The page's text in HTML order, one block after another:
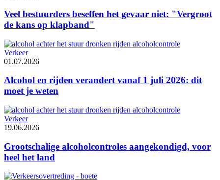
Veel bestuurders beseffen het gevaar niet: "Vergroot
de kans op klapband"
Verkeer
01.07.2026
Alcohol en rijden verandert vanaf 1 juli 2026: dit
moet je weten
Verkeer
19.06.2026
Grootschalige alcoholcontroles aangekondigd, voor
heel het land